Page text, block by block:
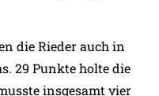
die Rieder auch in
29 Punkte holte die
insgesamt vier